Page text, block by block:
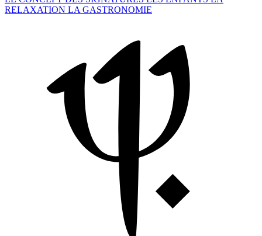
RELAXATION LA GASTRONOMIE